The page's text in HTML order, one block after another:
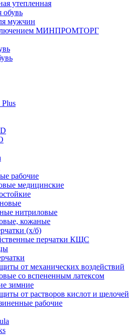
утепленная
обувь
мужчин
МИНПРОМТОРГ
рабочие
медицинские
нитриловые
кожаные
(х/б)
перчатки КЩС
от механических воздействий
со вспененным латексом
зимние
от растворов кислот и щелочей
рабочие